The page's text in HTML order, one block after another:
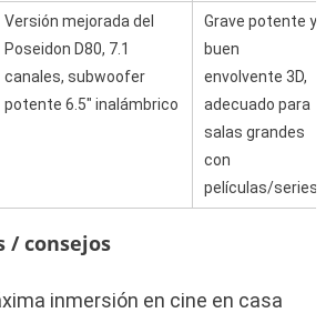
Versión mejorada del
Poseidon D80, 7.1
canales, subwoofer
potente 6.5″ inalámbrico
Grave potente y
buen
envolvente 3D,
adecuado para
salas grandes
con
películas/series
/ consejos
inmersión en cine en casa